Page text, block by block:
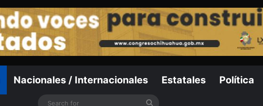
Nacionales / Internacionales Estatales Política
Search